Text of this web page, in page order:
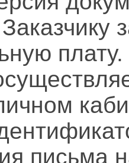
письма